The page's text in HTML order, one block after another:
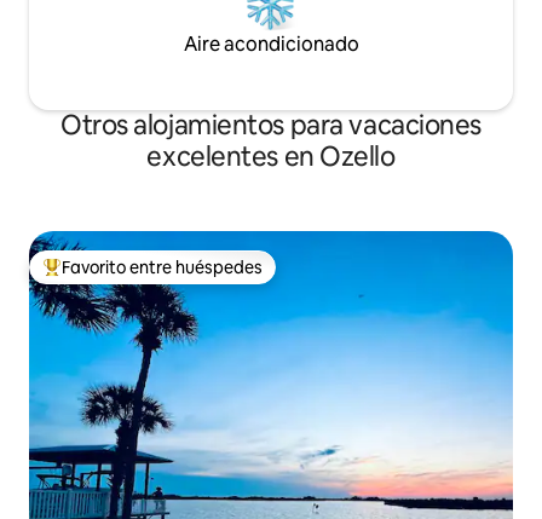
Aire acondicionado
Otros alojamientos para vacaciones
excelentes en Ozello
Favorito entre huéspedes preferido
Favorito entre huéspedes